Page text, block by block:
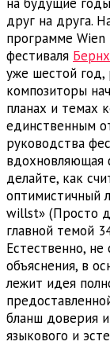
друг на друга.
программе Wien
фестиваля
уже шестой год,
композиторы
планах и темах
единственным
руководства
вдохновляющая
делайте, как
оптимистичный
willst» (Просто
главной темой
Естественно, не
объяснения, в
лежит идея
бланш доверия
языкового и